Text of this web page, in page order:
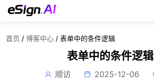
首页 / 博客中心 / 表单中的条件逻辑
表单中的条件逻辑
顺访 2025-12-06